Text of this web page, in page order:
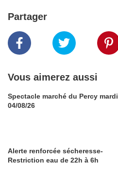
Partager
Vous aimerez aussi
Spectacle marché du Percy mardi
04/08/26
Alerte renforcée sécheresse-
Restriction eau de 22h à 6h